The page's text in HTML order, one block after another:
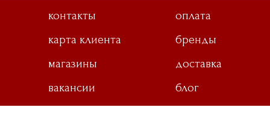
контакты
оплата
карта клиента
бренды
магазины
доставка
вакансии
блог